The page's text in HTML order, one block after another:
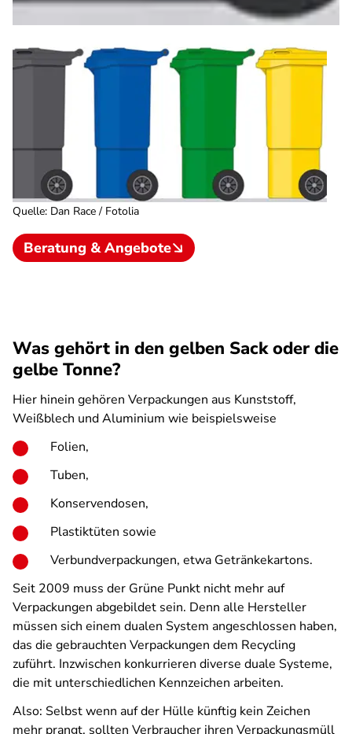
Quelle: Dan Race / Fotolia
Beratung & Angebote
Was gehört in den gelben Sack oder die
gelbe Tonne?
Hier hinein gehören Verpackungen aus Kunststoff,
Weißblech und Aluminium wie beispielsweise
Folien,
Tuben,
Konservendosen,
Plastiktüten sowie
Verbundverpackungen, etwa Getränkekartons.
Seit 2009 muss der Grüne Punkt nicht mehr auf
Verpackungen abgebildet sein. Denn alle Hersteller
müssen sich einem dualen System angeschlossen haben,
das die gebrauchten Verpackungen dem Recycling
zuführt. Inzwischen konkurrieren diverse duale Systeme,
die mit unterschiedlichen Kennzeichen arbeiten.
Also: Selbst wenn auf der Hülle künftig kein Zeichen
mehr prangt, sollten Verbraucher ihren Verpackungsmüll